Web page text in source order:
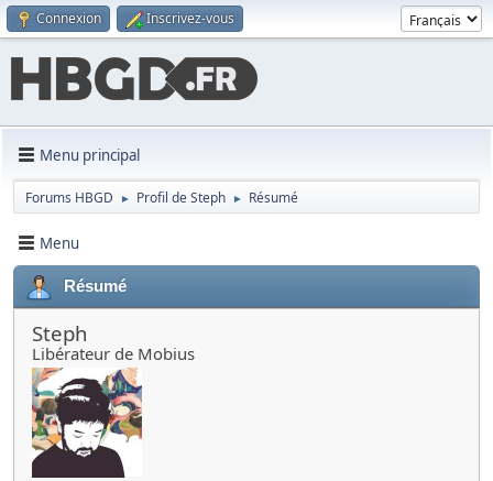
Connexion Inscrivez-vous
Menu principal
Forums HBGD ► Profil de Steph ► Résumé
Menu
Résumé
Steph
Libérateur de Mobius